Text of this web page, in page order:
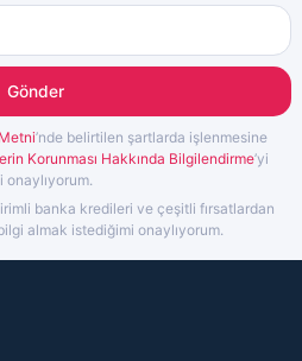
Gönder
’nde belirtilen şartlarda işlenmesine
Korunması Hakkında Bilgilendirme’yi
banka kredileri ve çeşitli fırsatlardan
almak istediğimi onaylıyorum.